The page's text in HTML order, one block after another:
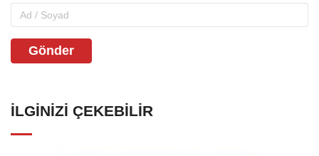
Gönder
İLGINIZI ÇEKEBILIR